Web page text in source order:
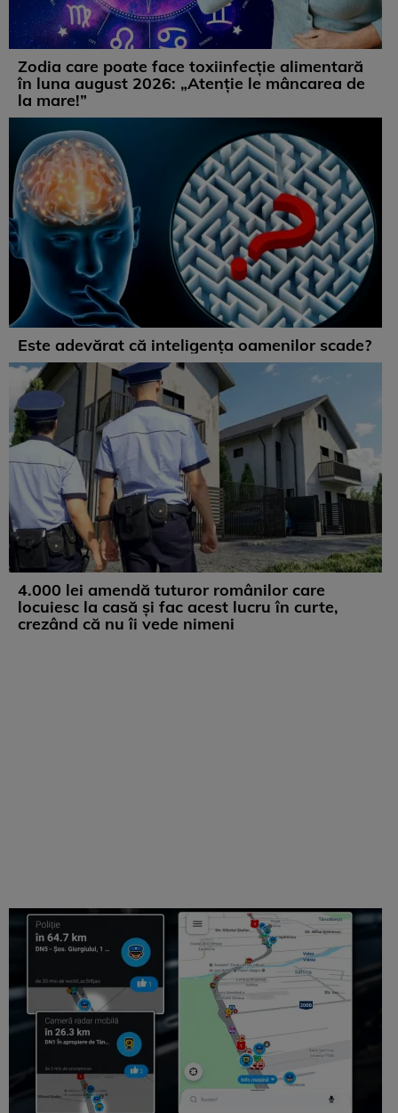
Zodia care poate face toxiinfecție alimentară
în luna august 2026: „Atenție le mâncarea de
la mare!”
Este adevărat că inteligența oamenilor scade?
4.000 lei amendă tuturor românilor care
locuiesc la casă și fac acest lucru în curte,
crezând că nu îi vede nimeni